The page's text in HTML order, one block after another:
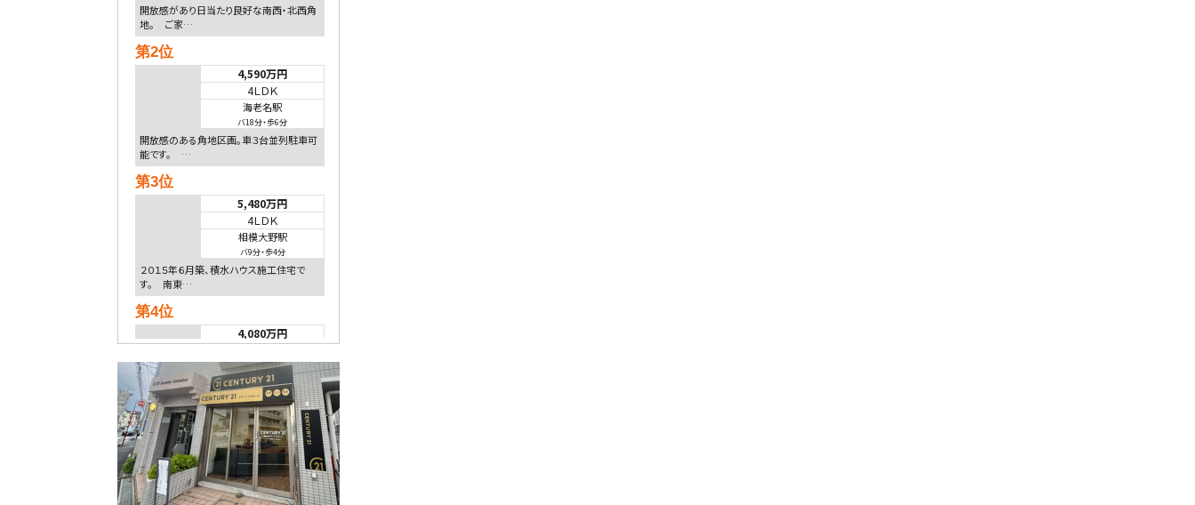
開放感があり日当たり良好な南西・北西角
地。 ご家…
第2位
4,590万円
4ＬＤＫ
海老名駅
バ18分・歩6分
開放感のある角地区画。車３台並列駐車可
能です。 …
第3位
5,480万円
4ＬＤＫ
相模大野駅
バ9分・歩4分
２０１５年６月築、積水ハウス施工住宅で
す。 南東…
第4位
4,080万円
淵野辺駅
歩17分
南側道路に面しており日当たり良好。 キ
ッチンから…
第5位
3,680万円
4ＬＤＫ
橋本駅